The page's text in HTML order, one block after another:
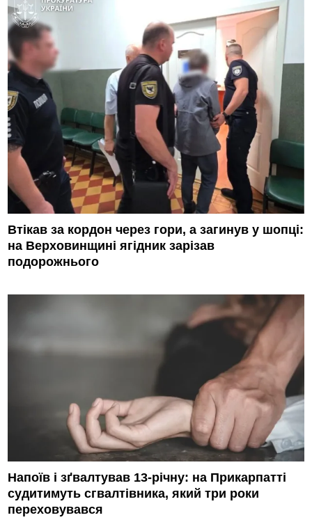
Втікав за кордон через гори, а загинув у шопці:
на Верховинщині ягідник зарізав
подорожнього
Напоїв і зґвалтував 13-річну: на Прикарпатті
судитимуть сгвалтівника, який три роки
переховувався